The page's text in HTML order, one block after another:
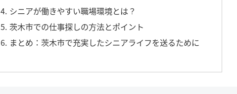
4. シニアが働きやすい職場環境とは？
5. 茨木市での仕事探しの方法とポイント
6. まとめ：茨木市で充実したシニアライフを送るために